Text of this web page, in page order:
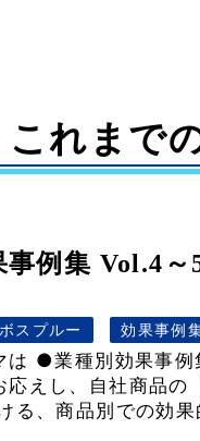
これまで
事例集 Vol.4
スプルー 効果事例
は ●業種別効果
応えし、自社商品
る、商品別での効